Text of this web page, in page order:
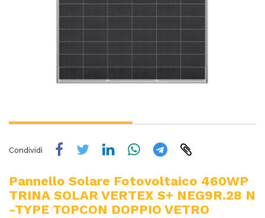
Condividi
Pannello Solare Fotovoltaico 460WP
TRINA SOLAR VERTEX S+ NEG9R.28 N
-TYPE TOPCON DOPPIO VETRO